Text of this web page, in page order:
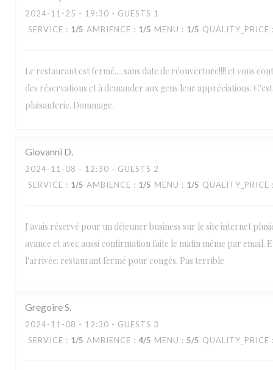
2024-11-25 - 19:30 - GUESTS 1
SERVICE : 1/5 AMBIENCE : 1/5 MENU : 1/5 QUALITY_PRICE
Le restaurant est fermé.....sans date de réouverture!!!! et vous
des réservations et à demander aux gens leur appréciations.
plaisanterie. Dommage.
Giovanni D
2024-11-08 - 12:30 - GUESTS 2
SERVICE : 1/5 AMBIENCE : 1/5 MENU : 1/5 QUALITY_PRICE
J'avais réservé pour un déjeuner business sur le site internet
avance et avec aussi confirmation faite le matin même par email.
l'arrivée: restaurant fermé pour congés. Pas terrible
GregoireS
2024-11-08 - 12:30 - GUESTS 3
SERVICE : 1/5 AMBIENCE : 4/5 MENU : 5/5 QUALITY_PRICE